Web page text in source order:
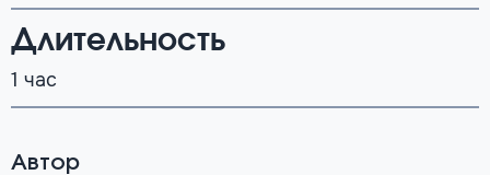
Длительность
1 час
Автор